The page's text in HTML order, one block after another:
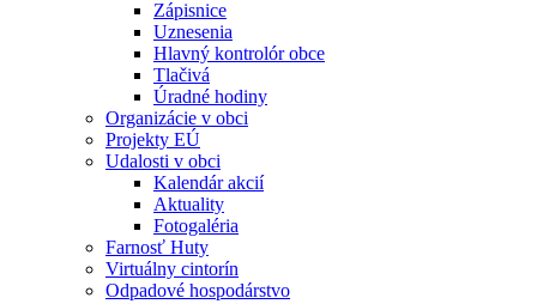
Zápisnice
Uznesenia
Hlavný kontrolór obce
Tlačivá
Úradné hodiny
Organizácie v obci
Projekty EÚ
Udalosti v obci
Kalendár akcií
Aktuality
Fotogaléria
Farnosť Huty
Virtuálny cintorín
Odpadové hospodárstvo